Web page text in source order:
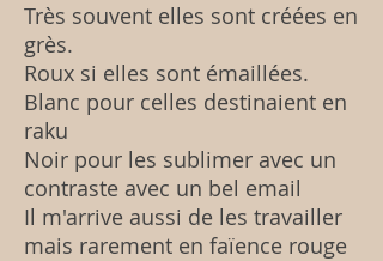
Très souvent elles sont créées en
grès.
Roux si elles sont émaillées.
Blanc pour celles destinaient en
raku
Noir pour les sublimer avec un
contraste avec un bel email
Il m'arrive aussi de les travailler
mais rarement en faïence rouge